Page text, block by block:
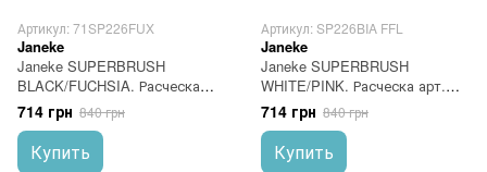
Артикул: 71SP226FUX
Janeke
Janeke SUPERBRUSH
BLACK/FUCHSIA. Расческа
арт. 71SP226FUX
714 грн 840 грн
Купить
Артикул: SP226BIA FFL
Janeke
Janeke SUPERBRUSH
WHITE/PINK. Расческа арт.
SP226BIA FFL
714 грн 840 грн
Купить